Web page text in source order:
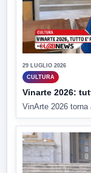
29 LUGLIO 2026
CULTURA
Vinarte 2026:
VinArte 2026 torna